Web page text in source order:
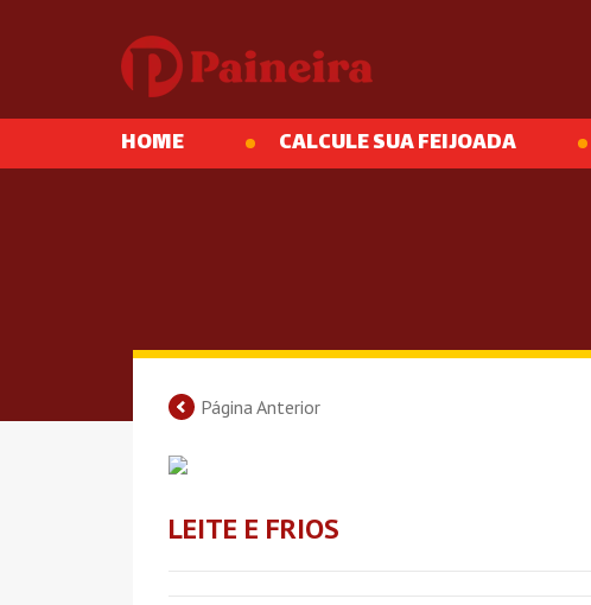
HOME CALCULE SUA FEIJOADA
Página Anterior
LEITE E FRIOS